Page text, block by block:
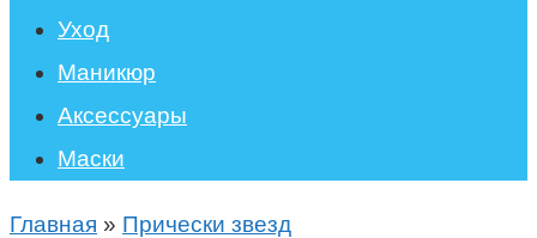
Уход
Маникюр
Аксессуары
Маски
Главная » Прически звезд